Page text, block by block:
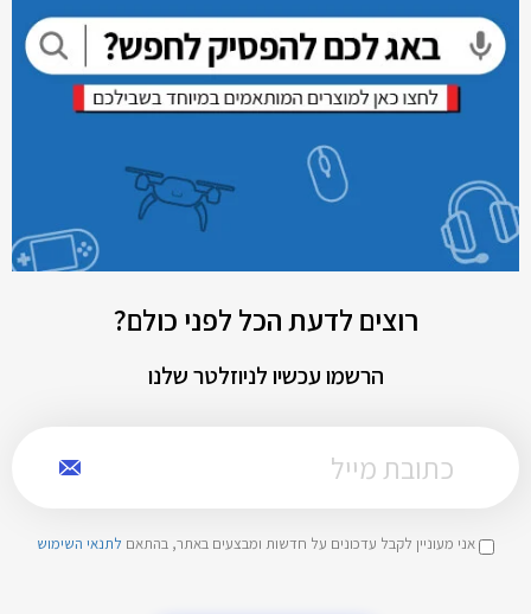
רוצים לדעת הכל לפני כולם?
הרשמו עכשיו לניוזלטר שלנו
אני מעוניין לקבל עדכונים על חדשות ומבצעים באתר, בהתאם לתנאי השימוש